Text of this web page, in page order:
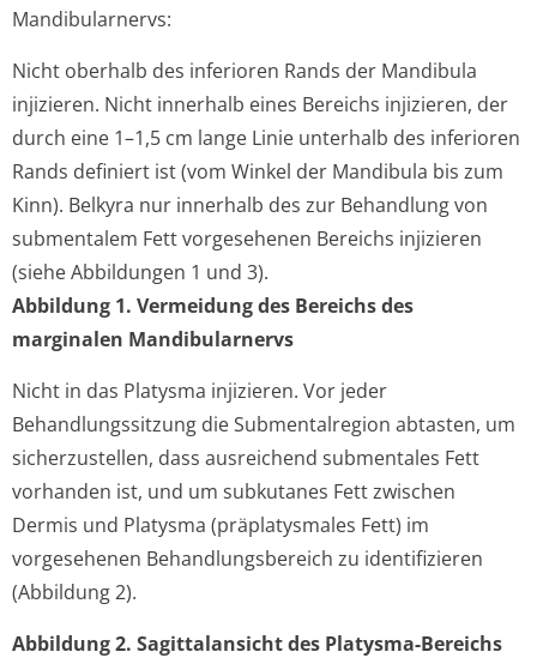
Mandibularnervs:
Nicht oberhalb des inferioren Rands der Mandibula
injizieren. Nicht innerhalb eines Bereichs injizieren, der
durch eine 1–1,5 cm lange Linie unterhalb des inferioren
Rands definiert ist (vom Winkel der Mandibula bis zum
Kinn). Belkyra nur innerhalb des zur Behandlung von
submentalem Fett vorgesehenen Bereichs injizieren
(siehe Abbildungen 1 und 3).
Abbildung 1. Vermeidung des Bereichs des
marginalen Mandibularnervs
Nicht in das Platysma injizieren. Vor jeder
Behandlungssitzung die Submentalregion abtasten, um
sicherzustellen, dass ausreichend submentales Fett
vorhanden ist, und um subkutanes Fett zwischen
Dermis und Platysma (präplatysmales Fett) im
vorgesehenen Behandlungsbereich zu identifizieren
(Abbildung 2).
Abbildung 2. Sagittalansicht des Platysma-Bereichs